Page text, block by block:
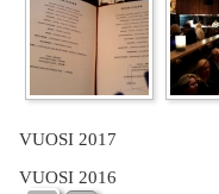
VUOSI 2017
VUOSI 2016